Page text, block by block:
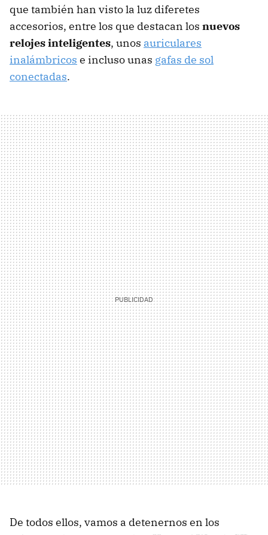
que también han visto la luz diferetes
accesorios, entre los que destacan los nuevos
relojes inteligentes, unos auriculares
inalámbricos e incluso unas gafas de sol
conectadas.
De todos ellos, vamos a detenernos en los